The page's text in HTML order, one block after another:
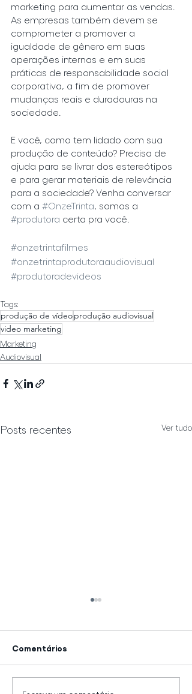
marketing para aumentar as vendas.
As empresas também devem se
comprometer a promover a
igualdade de gênero em suas
operações internas e em suas
práticas de responsabilidade social
corporativa, a fim de promover
mudanças reais e duradouras na
sociedade.
E você, como tem lidado com sua
produção de conteúdo? Precisa de
ajuda para se livrar dos estereótipos
e para gerar materiais de relevância
para a sociedade? Venha conversar
com a #OnzeTrinta, somos a
#produtora certa pra você.
#onzetrintafilmes
#onzetrintaprodutoraaudiovisual
#produtoradevideos
Tags:
produção de vídeoprodução audiovisual
video marketing
Marketing
Audiovisual
Posts recentes Ver tudo
Comentários